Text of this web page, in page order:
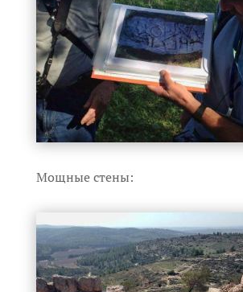
Мощные стены: